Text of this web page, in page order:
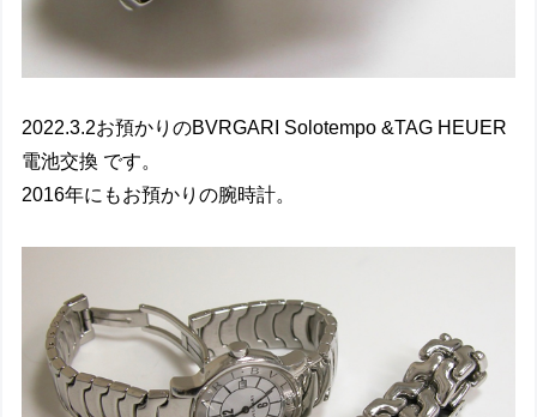
2022.3.2お預かりのBVRGARI Solotempo &TAG HEUER
電池交換 です。
2016年にもお預かりの腕時計。